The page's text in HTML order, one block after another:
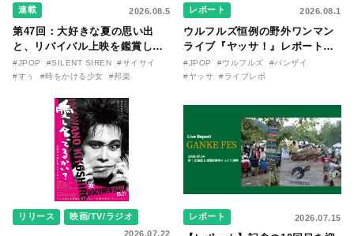
連載 2026.08.5
第47回：大好きな夏の思い出
と、リバイバル上映を鑑賞した
『時をかける少女』のおはなし
〜SILENT SIREN・すぅ『この
〇のはなし〜』
#JPOP #SILENT SIREN
#サイサイ
#すぅ
#時をかける少女 #邦楽
レポート 2026.08.1
ウルフルズ恒例の野外ワンマン
ライブ『ヤッサ！』レポート！
リリースから30年を迎えたアル
バム『バンザイ』完全再現に、
た日。
#JPOP #ウルフルズ
#バンザイ
#ヤッサ
#ライブレポ
リリース
映画/TV/ラジオ
2026.07.22
レポート 2026.07.15